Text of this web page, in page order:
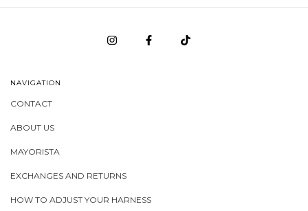
NAVIGATION
CONTACT
ABOUT US
MAYORISTA
EXCHANGES AND RETURNS
HOW TO ADJUST YOUR HARNESS